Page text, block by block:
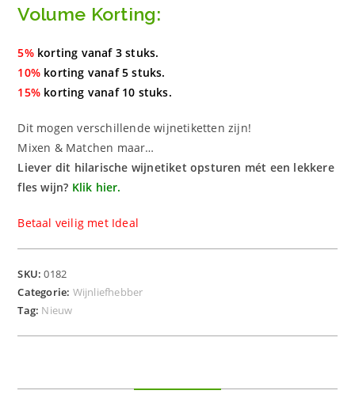
Volume Korting:
5% korting vanaf 3 stuks.
10% korting vanaf 5 stuks.
15% korting vanaf 10 stuks.
Dit mogen verschillende wijnetiketten zijn!
Mixen & Matchen maar…
Liever dit hilarische wijnetiket opsturen mét een lekkere
fles wijn? Klik hier.
Betaal veilig met Ideal
SKU:0182
Categorie: Wijnliefhebber
Tag: Nieuw